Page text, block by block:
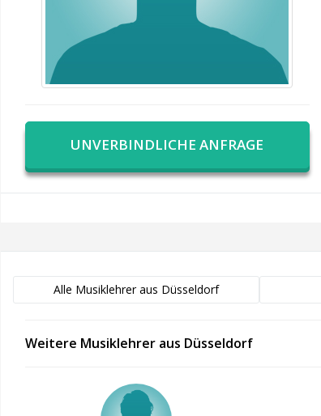
UNVERBINDLICHE ANFRAGE
Alle Musiklehrer aus Düsseldorf
Weitere Musiklehrer aus Düsseldorf